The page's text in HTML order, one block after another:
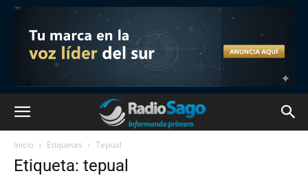
Inicio Etiquetas Tepual
Etiqueta: tepual